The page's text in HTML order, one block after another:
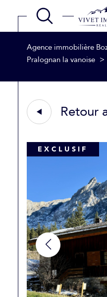
Agence immobilière
Pralognan la vanoise
Retour
EXCLUSIF